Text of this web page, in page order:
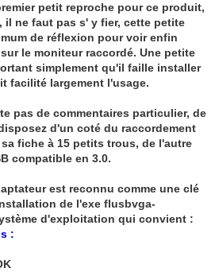
petit reproche pour ce produit,
il ne faut pas s' y fier, cette petite
de réflexion pour voir enfin
le moniteur raccordé. Une petite
simplement qu'il faille installer
facilité largement l'usage.
pas de commentaires particulier, de
d'un coté du raccordement
fiche à 15 petits trous, de l'autre
compatible en 3.0.
est reconnu comme une clé
de l'exe flusbvga-
d'exploitation qui convient :
: